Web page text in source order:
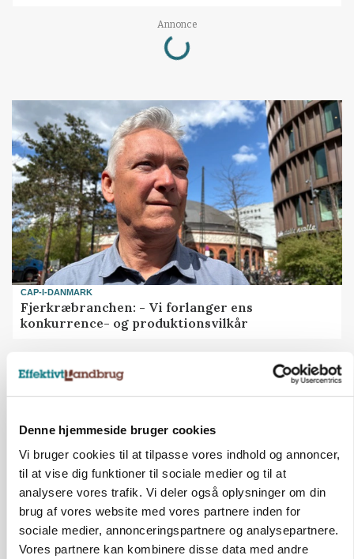
Denne hjemmeside bruger cookies
Vi bruger cookies til at tilpasse vores indhold og annoncer,
til at vise dig funktioner til sociale medier og til at
analysere vores trafik. Vi deler også oplysninger om din
brug af vores website med vores partnere inden for
sociale medier, annonceringspartnere og analysepartnere.
Vores partnere kan kombinere disse data med andre
Annonce
Loading...
CAP-I-DANMARK
Fjerkræbranchen: - Vi forlanger ens
konkurrence- og produktionsvilkår